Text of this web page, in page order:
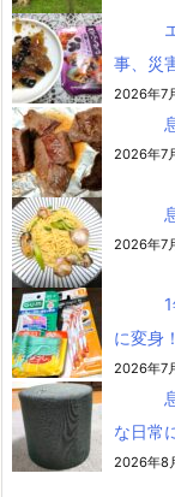
事、災
2026年7
2026年7
2026年7
に変身！
2026年7
な日常
2026年8